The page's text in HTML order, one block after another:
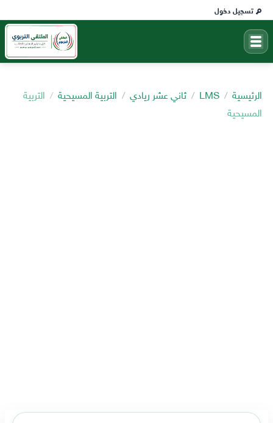
تسجيل دخول
الرئيسية LMS ثاني عشر ريادي التربية المسيحية
التربية
المسيحية